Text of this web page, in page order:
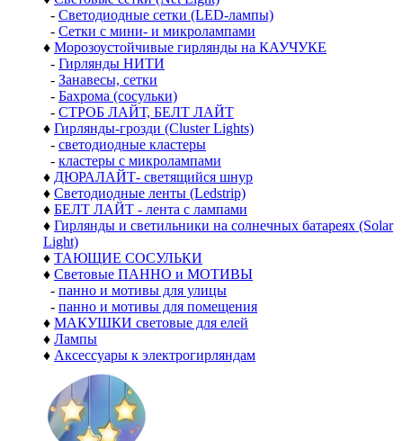
- Светодиодные сетки (LED-лампы)
- Сетки с мини- и микролампами
♦ Морозоустойчивые гирлянды на КАУЧУКЕ
- Гирлянды НИТИ
- Занавесы, сетки
- Бахрома (сосульки)
- СТРОБ ЛАЙТ, БЕЛТ ЛАЙТ
♦ Гирлянды-грозди (Cluster Lights)
- светодиодные кластеры
- кластеры с микролампами
♦ ДЮРАЛАЙТ- светящийся шнур
♦ Светодиодные ленты (Ledstrip)
♦ БЕЛТ ЛАЙТ - лента с лампами
♦ Гирлянды и светильники на солнечных батареях (Solar
Light)
♦ ТАЮЩИЕ СОСУЛЬКИ
♦ Световые ПАННО и МОТИВЫ
- панно и мотивы для улицы
- панно и мотивы для помещения
♦ МАКУШКИ световые для елей
♦ Лампы
♦ Аксессуары к электрогирляндам